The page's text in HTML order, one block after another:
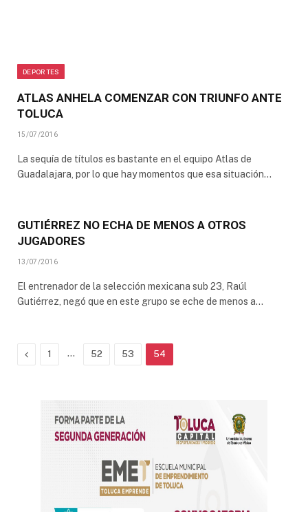
DEPORTES
ATLAS ANHELA COMENZAR CON TRIUNFO ANTE
TOLUCA
15/07/2016
La sequía de títulos es bastante en el equipo Atlas de
Guadalajara, por lo que hay momentos que esa situación…
GUTIÉRREZ NO ECHA DE MENOS A OTROS
JUGADORES
13/07/2016
El entrenador de la selección mexicana sub 23, Raúl
Gutiérrez, negó que en este grupo se eche de menos a…
Previous
1 … 52 53 54